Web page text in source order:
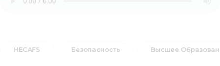
HECAFS Безопасность Высшее